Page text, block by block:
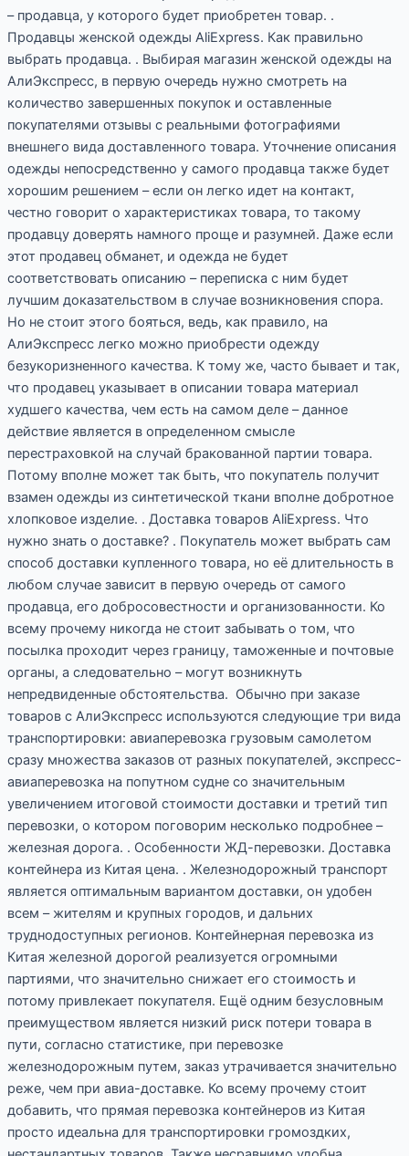
– продавца, у которого будет приобретен товар. .
Продавцы женской одежды AliExpress. Как правильно
выбрать продавца. . Выбирая магазин женской одежды на
АлиЭкспресс, в первую очередь нужно смотреть на
количество завершенных покупок и оставленные
покупателями отзывы с реальными фотографиями
внешнего вида доставленного товара. Уточнение описания
одежды непосредственно у самого продавца также будет
хорошим решением – если он легко идет на контакт,
честно говорит о характеристиках товара, то такому
продавцу доверять намного проще и разумней. Даже если
этот продавец обманет, и одежда не будет
соответствовать описанию – переписка с ним будет
лучшим доказательством в случае возникновения спора.
Но не стоит этого бояться, ведь, как правило, на
АлиЭкспресс легко можно приобрести одежду
безукоризненного качества. К тому же, часто бывает и так,
что продавец указывает в описании товара материал
худшего качества, чем есть на самом деле – данное
действие является в определенном смысле
перестраховкой на случай бракованной партии товара.
Потому вполне может так быть, что покупатель получит
взамен одежды из синтетической ткани вполне добротное
хлопковое изделие. . Доставка товаров AliExpress. Что
нужно знать о доставке? . Покупатель может выбрать сам
способ доставки купленного товара, но её длительность в
любом случае зависит в первую очередь от самого
продавца, его добросовестности и организованности. Ко
всему прочему никогда не стоит забывать о том, что
посылка проходит через границу, таможенные и почтовые
органы, а следовательно – могут возникнуть
непредвиденные обстоятельства. Обычно при заказе
товаров с АлиЭкспресс используются следующие три вида
транспортировки: авиаперевозка грузовым самолетом
сразу множества заказов от разных покупателей, экспресс-
авиаперевозка на попутном судне со значительным
увеличением итоговой стоимости доставки и третий тип
перевозки, о котором поговорим несколько подробнее –
железная дорога. . Особенности ЖД-перевозки. Доставка
контейнера из Китая цена. . Железнодорожный транспорт
является оптимальным вариантом доставки, он удобен
всем – жителям и крупных городов, и дальних
труднодоступных регионов. Контейнерная перевозка из
Китая железной дорогой реализуется огромными
партиями, что значительно снижает его стоимость и
потому привлекает покупателя. Ещё одним безусловным
преимуществом является низкий риск потери товара в
пути, согласно статистике, при перевозке
железнодорожным путем, заказ утрачивается значительно
реже, чем при авиа-доставке. Ко всему прочему стоит
добавить, что прямая перевозка контейнеров из Китая
просто идеальна для транспортировки громоздких,